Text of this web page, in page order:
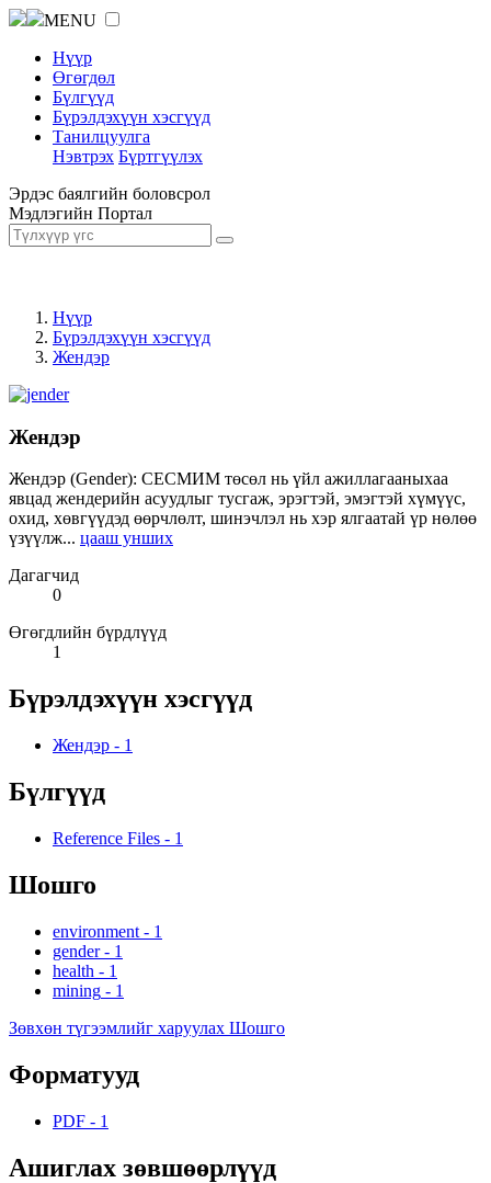
MENU
Нүүр
Өгөгдөл
Бүлгүүд
Бүрэлдэхүүн хэсгүүд
Танилцуулга
Нэвтрэх Бүртгүүлэх
Эрдэс баялгийн боловсрол
Мэдлэгийн Портал
Нүүр
Бүрэлдэхүүн хэсгүүд
Жендэр
Жендэр
Жендэр (Gender): СЕСМИМ төсөл нь үйл ажиллагааныхаа
явцад жендерийн асуудлыг тусгаж, эрэгтэй, эмэгтэй хүмүүс,
охид, хөвгүүдэд өөрчлөлт, шинэчлэл нь хэр ялгаатай үр нөлөө
үзүүлж... цааш унших
Дагагчид
0
Өгөгдлийн бүрдлүүд
1
Бүрэлдэхүүн хэсгүүд
Жендэр - 1
Бүлгүүд
Reference Files - 1
Шошго
environment - 1
gender - 1
health - 1
mining - 1
Зөвхөн түгээмлийг харуулах Шошго
Форматууд
PDF - 1
Ашиглах зөвшөөрлүүд